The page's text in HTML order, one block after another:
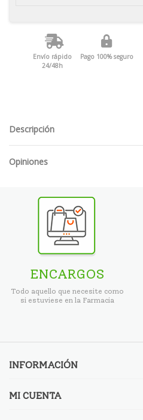
Envío rápido
24/48h
Pago 100% seguro
Descripción
Opiniones
ENCARGOS
Todo aquello que necesite como
si estuviese en la Farmacia
INFORMACIÓN
MI CUENTA